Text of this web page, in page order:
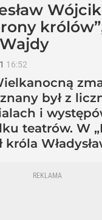
16:52
był z
i
teatrów. W
króla